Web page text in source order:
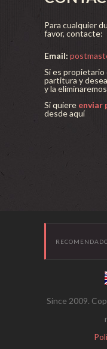
Para cualquier
favor, contacte:
Email:
Si es propietario
partitura y
y la
Si quiere enviar
desde aquí
Since 2009.